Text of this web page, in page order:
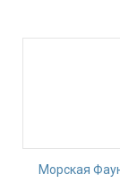
Морская